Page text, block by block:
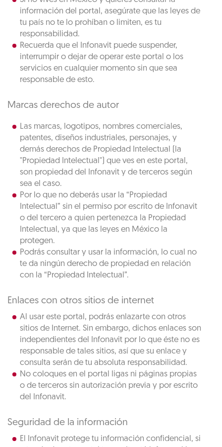
información del portal, asegúrate que las leyes de
tu país no te lo prohíban o limiten, es tu
responsabilidad.
Recuerda que el Infonavit puede suspender,
interrumpir o dejar de operar este portal o los
servicios en cualquier momento sin que sea
responsable de esto.
Marcas derechos de autor
Las marcas, logotipos, nombres comerciales,
patentes, diseños industriales, personajes, y
demás derechos de Propiedad Intelectual (la
"Propiedad Intelectual") que ves en este portal,
son propiedad del Infonavit y de terceros según
sea el caso.
Por lo que no deberás usar la “Propiedad
Intelectual” sin el permiso por escrito de Infonavit
o del tercero a quien pertenezca la Propiedad
Intelectual, ya que las leyes en México la
protegen.
Podrás consultar y usar la información, lo cual no
te da ningún derecho de propiedad en relación
con la “Propiedad Intelectual”.
Enlaces con otros sitios de internet
Al usar este portal, podrás enlazarte con otros
sitios de Internet. Sin embargo, dichos enlaces son
independientes del Infonavit por lo que éste no es
responsable de tales sitios, así que su enlace y
consulta serán de tu absoluta responsabilidad.
No coloques en el portal ligas ni páginas propias
o de terceros sin autorización previa y por escrito
del Infonavit.
Seguridad de la información
El Infonavit protege tu información confidencial, si